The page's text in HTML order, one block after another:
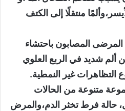
منتقلًا إلى الكتف
المرضى المصابون باحتشاء
شديد في الربع العلوي
التظاهرات غير النمطية.
متنوعة من الحالات
حالة فرط تخثر الدم،والمرض